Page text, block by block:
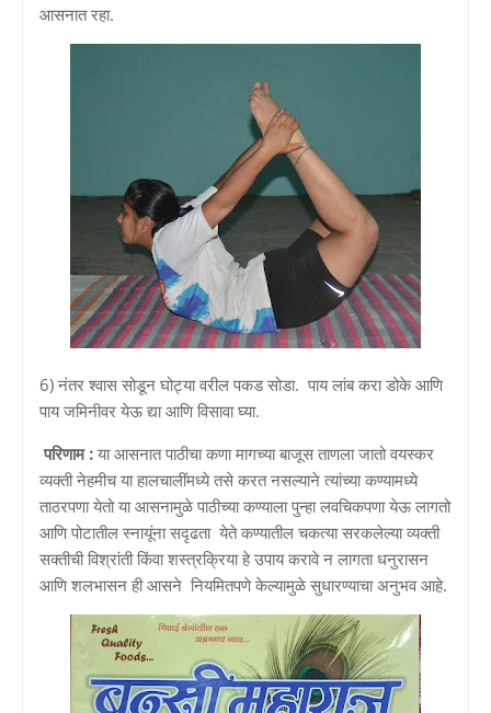
आसनात रहा.
6) नंतर श्वास सोडून घोट्या वरील पकड सोडा. पाय लांब करा डोके आणि
पाय जमिनीवर येऊ द्या आणि विसावा घ्या.
परिणाम : या आसनात पाठीचा कणा मागच्या बाजूस ताणला जातो वयस्कर
व्यक्ती नेहमीच या हालचालींमध्ये तसे करत नसल्याने त्यांच्या कण्यामध्ये
ताठरपणा येतो या आसनामुळे पाठीच्या कण्याला पुन्हा लवचिकपणा येऊ लागतो
आणि पोटातील स्नायूंना सदृढता येते कण्यातील चकत्या सरकलेल्या व्यक्ती
सक्तीची विश्रांती किंवा शस्त्रक्रिया हे उपाय करावे न लागता धनुरासन
आणि शलभासन ही आसने नियमितपणे केल्यामुळे सुधारण्याचा अनुभव आहे.